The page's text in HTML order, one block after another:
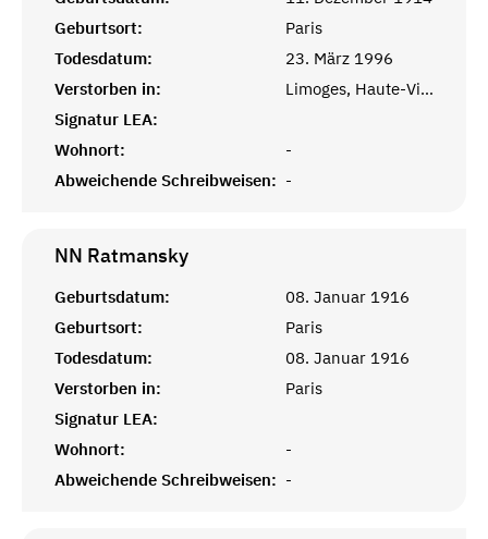
Geburtsort:
Paris
Todesdatum:
23. März 1996
Verstorben in:
Limoges, Haute-Vienne
Signatur LEA:
Wohnort:
-
Abweichende Schreibweisen: -
NN Ratmansky
Geburtsdatum:
08. Januar 1916
Geburtsort:
Paris
Todesdatum:
08. Januar 1916
Verstorben in:
Paris
Signatur LEA:
Wohnort:
-
Abweichende Schreibweisen: -